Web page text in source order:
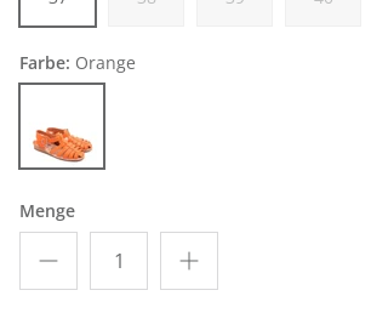
Farbe: Orange
Orange
Menge